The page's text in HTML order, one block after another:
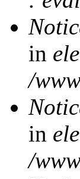
in
/
in
/